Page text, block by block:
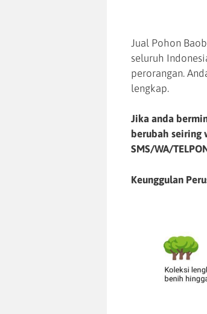
Jual Pohon
seluruh
perorangan.
lengkap.
Jika anda
berubah seiring
SMS/WA/
Keunggulan